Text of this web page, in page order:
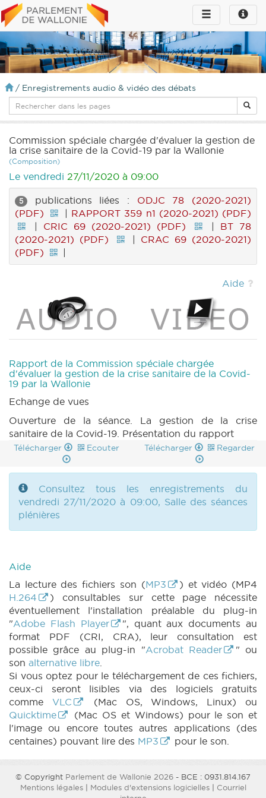
Toggle
infos
Toggle
navigation
/ Enregistrements audio & vidéo des débats
Commission spéciale chargée d'évaluer la gestion de
la crise sanitaire de la Covid-19 par la Wallonie
(Composition)
Le vendredi 27/11/2020 à 09:00
5 publications liées : ODJC 78 (2020-2021)
(PDF)
| RAPPORT 359 n1 (2020-2021) (PDF)
| CRIC 69 (2020-2021) (PDF) | BT 78
(2020-2021) (PDF)
| CRAC 69 (2020-2021)
(PDF)
|
Aide
Rapport de la Commission spéciale chargée
d'évaluer la gestion de la crise sanitaire de la Covid-
19 par la Wallonie
Echange de vues
Ouverture de la séance. La gestion de la crise
sanitaire de la Covid-19. Présentation du rapport
Télécharger Ecouter Télécharger Regarder
Consultez tous les enregistrements du
vendredi 27/11/2020 à 09:00, Salle des séances
plénières
Aide
La lecture des fichiers son (MP3
) et vidéo (MP4
H.264
) consultables sur cette page nécessite
éventuellement l'installation préalable du plug-in
"Adobe Flash Player
", quant aux documents au
format PDF (CRI, CRA), leur consultation est
possible grâce au plug-in "Acrobat Reader
" ou
son alternative libre.
Si vous optez pour le téléchargement de ces fichiers,
ceux-ci seront lisibles via des logiciels gratuits
comme VLC
(Mac OS, Windows, Linux) ou
Quicktime
(Mac OS et Windows) pour le son et
l'image ou encore toutes autres applications (des
centaines) pouvant lire des MP3 pour le son.
© Copyright Parlement de Wallonie 2026 - BCE : 0931.814.167
Mentions légales| Modules d'extensions logicielles| Courriel